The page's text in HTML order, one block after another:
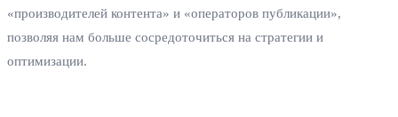
«производителей контента» и «операторов публикации»,
позволяя нам больше сосредоточиться на стратегии и
оптимизации.